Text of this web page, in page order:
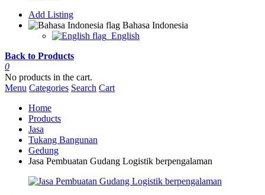
Add Listing
Bahasa Indonesia
English
Back to Products
0
No products in the cart.
Menu Categories Search Cart
Home
Products
Jasa
Tukang Bangunan
Gedung
Jasa Pembuatan Gudang Logistik berpengalaman